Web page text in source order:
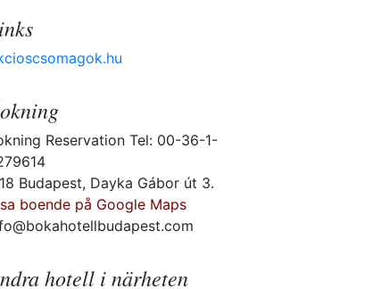
Reservation Tel: 00-36-1-
Budapest, Dayka Gábor út 3.
boende på Google Maps
hotell i närheten